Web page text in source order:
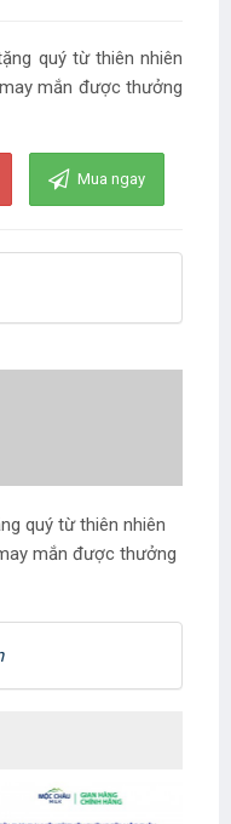
quý từ thiên nhiên
mắn được thưởng
Mua ngay
quý từ thiên nhiên
mắn được thưởng